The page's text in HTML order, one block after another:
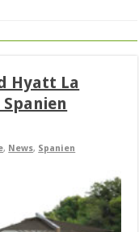
Hyatt La
, News, Spanien